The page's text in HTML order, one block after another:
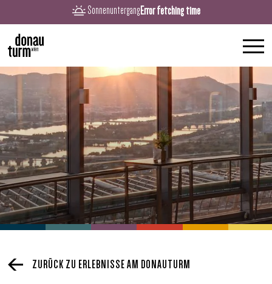
SonnenuntergangError fetching time
ZURÜCK ZU ERLEBNISSE AM DONAUTURM